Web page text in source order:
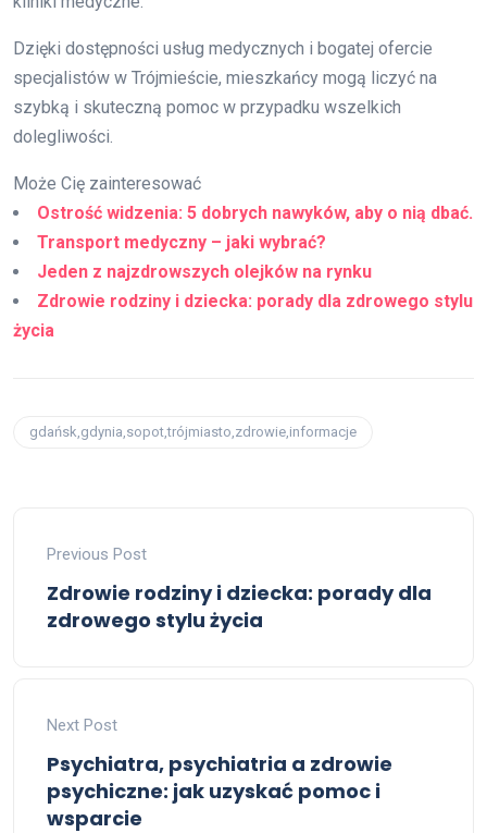
Dzięki dostępności usług medycznych i bogatej ofercie
specjalistów w Trójmieście, mieszkańcy mogą liczyć na
szybką i skuteczną pomoc w przypadku wszelkich
dolegliwości.
Może Cię zainteresować
Ostrość widzenia: 5 dobrych nawyków, aby o nią dbać.
Transport medyczny – jaki wybrać?
Jeden z najzdrowszych olejków na rynku
Zdrowie rodziny i dziecka: porady dla zdrowego stylu
życia
gdańsk,gdynia,sopot,trójmiasto,zdrowie,informacje
Previous Post
Zdrowie rodziny i dziecka: porady dla
zdrowego stylu życia
Next Post
Psychiatra, psychiatria a zdrowie
psychiczne: jak uzyskać pomoc i
wsparcie